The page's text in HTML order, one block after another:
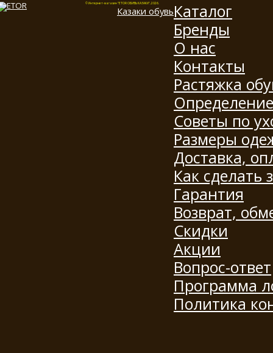
© Интернет-магазин "ETOR ОБУВЬ КАЗАКИ", 2026.
Казаки обувьКаталог
Бренды
О нас
Контакты
Растяжка
Советы по
Размеры
Доставка,
Как сделать
Гарантия
Возврат,
Скидки
Акции
Вопрос-ответ
Программа
Политика